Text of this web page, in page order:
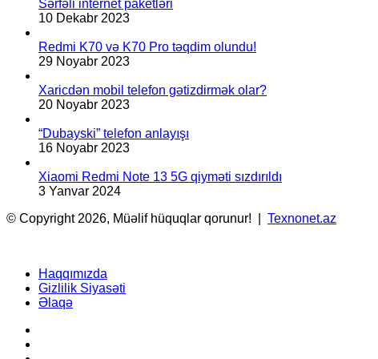
Sərfəli internet paketləri
10 Dekabr 2023
Redmi K70 və K70 Pro təqdim olundu!
29 Noyabr 2023
Xaricdən mobil telefon gətizdirmək olar?
20 Noyabr 2023
“Dubayski” telefon anlayışı
16 Noyabr 2023
Xiaomi Redmi Note 13 5G qiyməti sızdırıldı
3 Yanvar 2024
© Copyright 2026, Müəlif hüquqlar qorunur! | Texnonet.az
Haqqımızda
Gizlilik Siyasəti
Əlaqə